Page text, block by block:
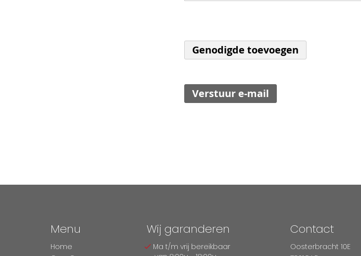
Genodigde toevoegen
Verstuur e-mail
Menu
Home
Wij garanderen
Ma t/m vrij bereikbaar
Contact
Oosterbracht 10E